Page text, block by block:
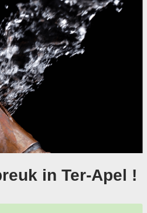
in Ter-Apel !